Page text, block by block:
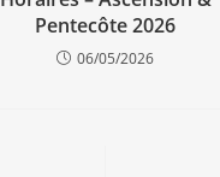
Pentecôte 2026
06/05/2026